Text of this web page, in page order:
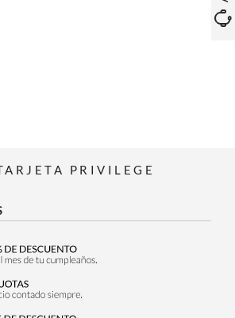
PRIVILEGE